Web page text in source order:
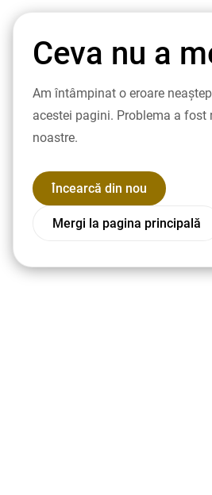
Ceva nu a
Am întâmpinat o eroare
acestei pagini. Problema a fost
noastre.
Încearcă din nou
Mergi la pagina principală